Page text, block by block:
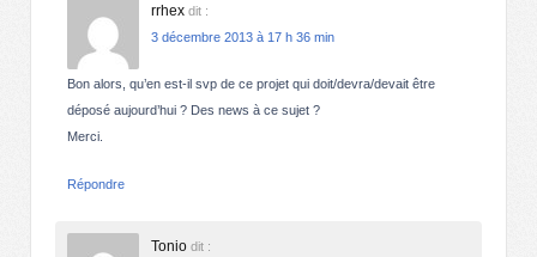
rrhex dit :
3 décembre 2013 à 17 h 36 min
Bon alors, qu’en est-il svp de ce projet qui doit/devra/devait être
déposé aujourd’hui ? Des news à ce sujet ?
Merci.
Répondre
Tonio dit :